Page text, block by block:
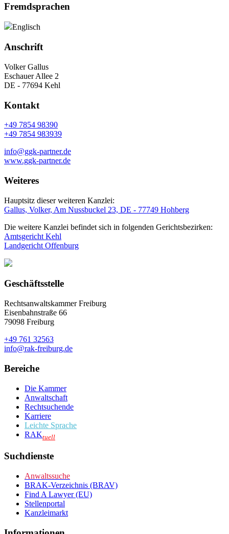
Fremdsprachen
Englisch
Anschrift
Volker Gallus
Eschauer Allee 2
DE - 77694 Kehl
Kontakt
+49 7854 98390
+49 7854 983939
info@ggk-partner.de
www.ggk-partner.de
Weiteres
Hauptsitz dieser weiteren Kanzlei:
Gallus, Volker, Am Nussbuckel 23, DE - 77749 Hohberg
Die weitere Kanzlei befindet sich in folgenden Gerichtsbezirken:
Amtsgericht Kehl
Landgericht Offenburg
Geschäftsstelle
Rechtsanwaltskammer Freiburg
Eisenbahnstraße 66
79098 Freiburg
+49 761 32563
info@rak-freiburg.de
Bereiche
Die Kammer
Anwaltschaft
Rechtsuchende
Karriere
Leichte Sprache
RAKtuell
Suchdienste
Anwaltssuche
BRAK-Verzeichnis (BRAV)
Find A Lawyer (EU)
Stellenportal
Kanzleimarkt